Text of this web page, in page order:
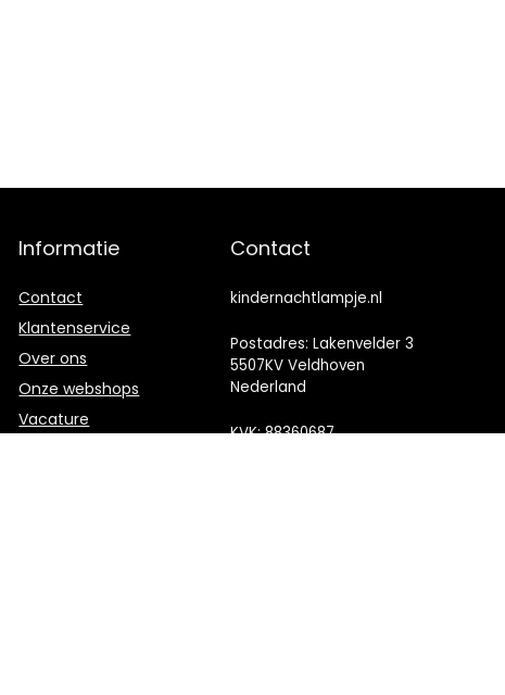
Informatie
Contact
Klantenservice
Over ons
Onze webshops
Vacature
Contact
kindernachtlampje.nl
Postadres: Lakenvelder 3
5507KV Veldhoven
Nederland
KVK: 88360687